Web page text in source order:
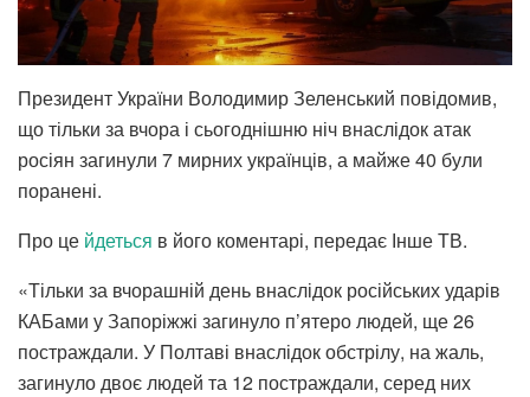
Президент України Володимир Зеленський повідомив,
що тільки за вчора і сьогоднішню ніч внаслідок атак
росіян загинули 7 мирних українців, а майже 40 були
поранені.
Про це йдеться в його коментарі, передає Інше ТВ.
«Тільки за вчорашній день внаслідок російських ударів
КАБами у Запоріжжі загинуло п’ятеро людей, ще 26
постраждали. У Полтаві внаслідок обстрілу, на жаль,
загинуло двоє людей та 12 постраждали, серед них